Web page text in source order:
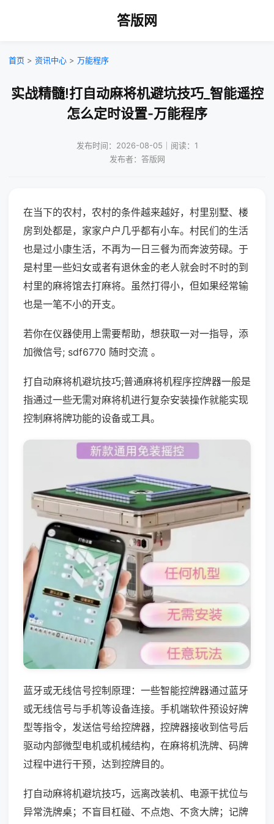
答版网
首页 > 资讯中心 > 万能程序
实战精髓!打自动麻将机避坑技巧_智能遥控
怎么定时设置-万能程序
发布时间：2026-08-05｜阅读：1
发布者：答版网
在当下的农村，农村的条件越来越好，村里别墅、楼
房到处都是，家家户户几乎都有小车。村民们的生活
也是过小康生活，不再为一日三餐为而奔波劳碌。于
是村里一些妇女或者有退休金的老人就会时不时的到
村里的麻将馆去打麻将。虽然打得小，但如果经常输
也是一笔不小的开支。
若你在仪器使用上需要帮助，想获取一对一指导，添
加微信号; sdf6770 随时交流 。
打自动麻将机避坑技巧;普通麻将机程序控牌器一般是
指通过一些无需对麻将机进行复杂安装操作就能实现
控制麻将牌功能的设备或工具。
蓝牙或无线信号控制原理：一些智能控牌器通过蓝牙
或无线信号与手机等设备连接。手机端软件预设好牌
型等指令，发送信号给控牌器，控牌器接收到信号后
驱动内部微型电机或机械结构，在麻将机洗牌、码牌
过程中进行干预，达到控牌目的。
打自动麻将机避坑技巧，远离改装机、电源干扰位与
异常洗牌桌；不盲目杠碰、不点炮、不贪大牌；记牌